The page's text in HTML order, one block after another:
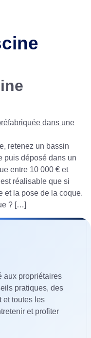
retenez un bassin
puis déposé dans un
entre 10 000 € et
réalisable que si
et la pose de la coque.
? […]
aux propriétaires
pratiques, des
et toutes les
et profiter